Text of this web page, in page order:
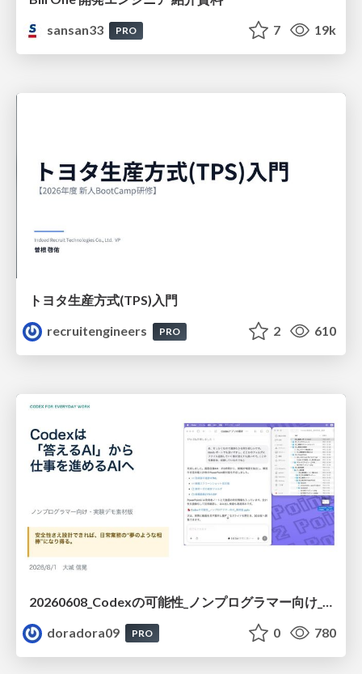
sansan33
PRO 7 19k
トヨタ⽣産⽅式(TPS)⼊⾨
recruitengineers
PRO 2 610
doradora09
PRO 0 780